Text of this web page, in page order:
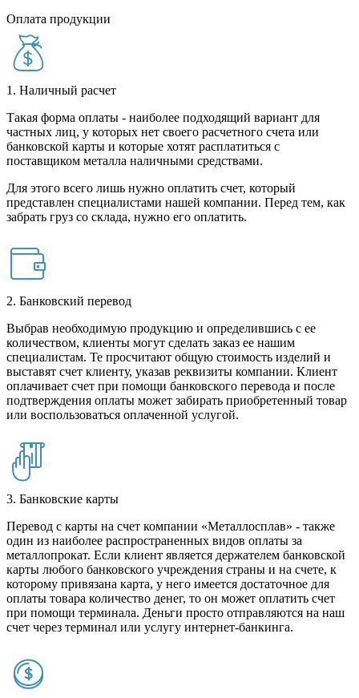
Оплата продукции
1. Наличный расчет
Такая форма оплаты - наиболее подходящий вариант для
частных лиц, у которых нет своего расчетного счета или
банковской карты и которые хотят расплатиться с
поставщиком металла наличными средствами.
Для этого всего лишь нужно оплатить счет, который
представлен специалистами нашей компании. Перед тем, как
забрать груз со склада, нужно его оплатить.
2. Банковский перевод
Выбрав необходимую продукцию и определившись с ее
количеством, клиенты могут сделать заказ ее нашим
специалистам. Те просчитают общую стоимость изделий и
выставят счет клиенту, указав реквизиты компании. Клиент
оплачивает счет при помощи банковского перевода и после
подтверждения оплаты может забирать приобретенный товар
или воспользоваться оплаченной услугой.
3. Банковские карты
Перевод с карты на счет компании «Металлосплав» - также
один из наиболее распространенных видов оплаты за
металлопрокат. Если клиент является держателем банковской
карты любого банковского учреждения страны и на счете, к
которому привязана карта, у него имеется достаточное для
оплаты товара количество денег, то он может оплатить счет
при помощи терминала. Деньги просто отправляются на наш
счет через терминал или услугу интернет-банкинга.